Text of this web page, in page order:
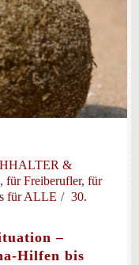
&
, für Freiberufler, für
für ALLE
30.
–
Hilfen bis